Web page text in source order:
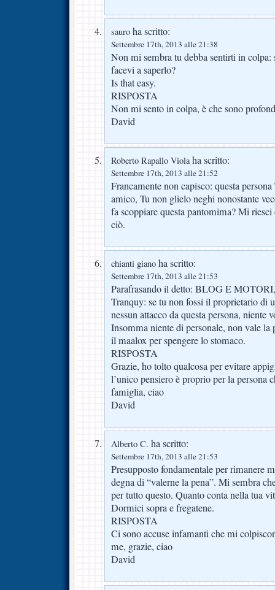
sauro ha scritto:
Settembre 17th, 2013 alle 21:38
Non mi sembra tu debba sentirti in colpa:
facevi a saperlo?
Is that easy.
RISPOSTA
Non mi sento in colpa, è che sono
David
Roberto Rapallo Violaha scritto:
Settembre 17th, 2013 alle 21:52
Francamente non capisco: questa
amico, Tu non glielo neghi nonostante
fa scoppiare questa pantomima? Mi
ciò.
chianti giano ha scritto:
Settembre 17th, 2013 alle 21:53
Parafrasando il detto: BLOG E
Tranquy: se tu non fossi il proprietario di
nessun attacco da questa persona, niente
Insomma niente di personale, non vale la
il maalox per spengere lo stomaco.
RISPOSTA
Grazie, ho tolto qualcosa per evitare
l’unico pensiero è proprio per la persona
famiglia, ciao
David
Alberto C. ha scritto:
Settembre 17th, 2013 alle 21:53
Presupposto fondamentale per rimanere
degna di “valerne la pena”. Mi sembra
per tutto questo. Quanto conta nella tua
Dormici sopra e fregatene.
RISPOSTA
Ci sono accuse infamanti che mi
me, grazie, ciao
David